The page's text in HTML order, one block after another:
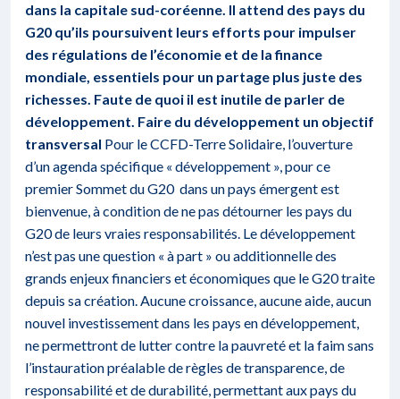
dans la capitale sud-coréenne. Il attend des pays du
G20 qu’ils poursuivent leurs efforts pour impulser
des régulations de l’économie et de la finance
mondiale, essentiels pour un partage plus juste des
richesses. Faute de quoi il est inutile de parler de
développement. Faire du développement un objectif
transversal Pour le CCFD-Terre Solidaire, l’ouverture
d’un agenda spécifique « développement », pour ce
premier Sommet du G20 dans un pays émergent est
bienvenue, à condition de ne pas détourner les pays du
G20 de leurs vraies responsabilités. Le développement
n’est pas une question « à part » ou additionnelle des
grands enjeux financiers et économiques que le G20 traite
depuis sa création. Aucune croissance, aucune aide, aucun
nouvel investissement dans les pays en développement,
ne permettront de lutter contre la pauvreté et la faim sans
l’instauration préalable de règles de transparence, de
responsabilité et de durabilité, permettant aux pays du